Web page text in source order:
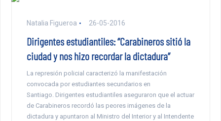
Natalia Figueroa 26-05-2016
Dirigentes estudiantiles: “Carabineros sitió la
ciudad y nos hizo recordar la dictadura”
La represión policial caracterizó la manifestación
convocada por estudiantes secundarios en
Santiago. Dirigentes estudiantiles aseguraron que el actuar
de Carabineros recordó las peores imágenes de la
dictadura y apuntaron al Ministro del Interior y al Intendente